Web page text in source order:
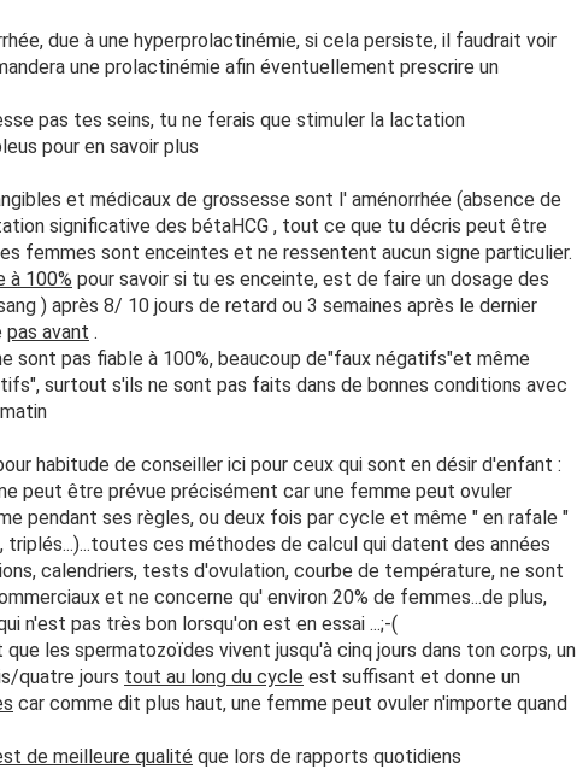
due à une hyperprolactinémie, si cela persiste, il faudrait voir
une prolactinémie afin éventuellement prescrire un
pas tes seins, tu ne ferais que stimuler la lactation
pour en savoir plus
et médicaux de grossesse sont l' aménorrhée (absence de
significative des bétaHCG , tout ce que tu décris peut être
femmes sont enceintes et ne ressentent aucun signe particulier.
à 100% pour savoir si tu es enceinte, est de faire un dosage des
) après 8/ 10 jours de retard ou 3 semaines après le dernier
pas avant .
sont pas fiable à 100%, beaucoup de"faux négatifs"et même
surtout s'ils ne sont pas faits dans de bonnes conditions avec
habitude de conseiller ici pour ceux qui sont en désir d'enfant :
peut être prévue précisément car une femme peut ovuler
pendant ses règles, ou deux fois par cycle et même " en rafale "
triplés...)...toutes ces méthodes de calcul qui datent des années
calendriers, tests d'ovulation, courbe de température, ne sont
et ne concerne qu' environ 20% de femmes...de plus,
n'est pas très bon lorsqu'on est en essai ...;-(
les spermatozoïdes vivent jusqu'à cinq jours dans ton corps, un
quatre jours tout au long du cycle est suffisant et donne un
car comme dit plus haut, une femme peut ovuler n'importe quand
de meilleure qualité que lors de rapports quotidiens